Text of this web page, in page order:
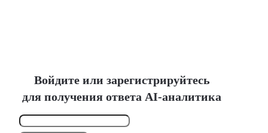
Войдите или зарегистрируйтесь
для получения ответа AI-аналитика